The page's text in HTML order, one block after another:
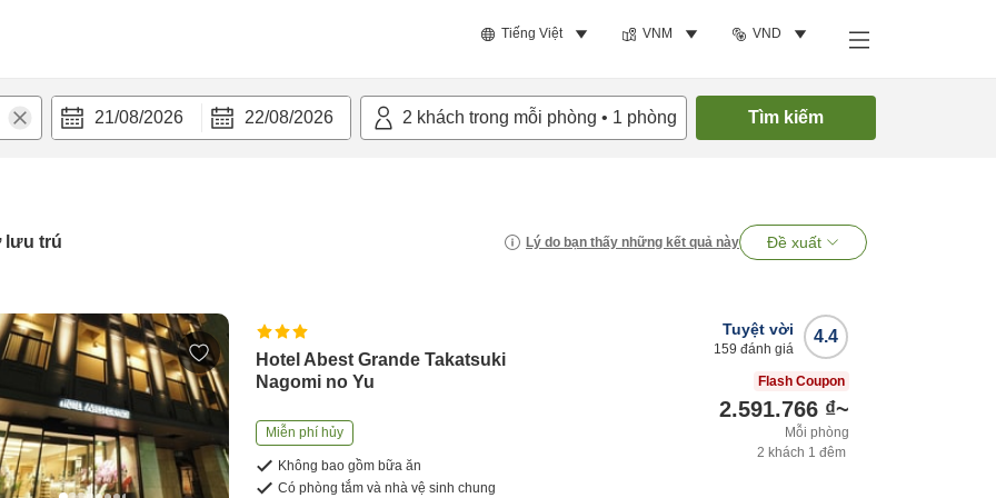
Tiếng Việt VNM VND
21/08/2026 22/08/2026 2 khách trong mỗi phòng • 1 phòng Tìm kiếm
lưu trú Lý do bạn thấy những kết quả này Đề xuất
Hotel Abest Grande Takatsuki
Nagomi no Yu
Miễn phí hủy
Không bao gồm bữa ăn
Có phòng tắm và nhà vệ sinh chung
4.4
Tuyệt vời
159 đánh giá
Flash Coupon
2.591.766 ₫~
Mỗi phòng
2 khách 1 đêm